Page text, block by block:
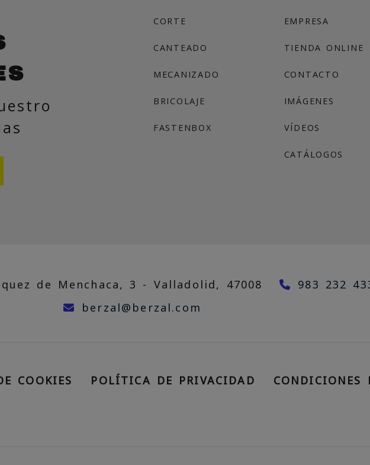
CORTE
CANTEADO
MECANIZADO
BRICOLAJE
FASTENBOX
EMPRESA
TIENDA ONLINE
CONTACTO
IMÁGENES
VÍDEOS
CATÁLOGOS
de Menchaca, 3 - Valladolid, 47008 983 232
berzal
berzal.com
COOKIES POLÍTICA DE PRIVACIDAD CONDICIONES